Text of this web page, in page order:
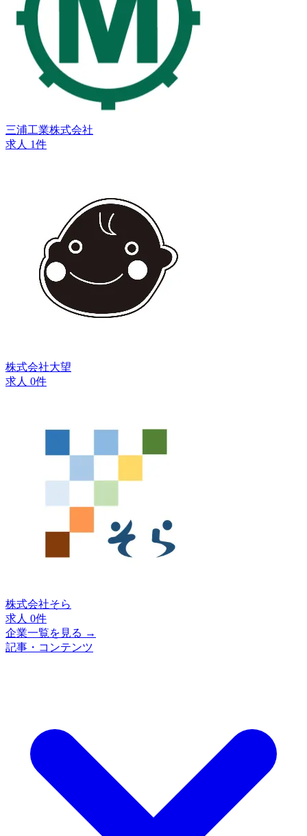
三浦工業株式会社
求人 1件
株式会社大望
求人 0件
株式会社そら
求人 0件
企業一覧を見る →
記事・コンテンツ